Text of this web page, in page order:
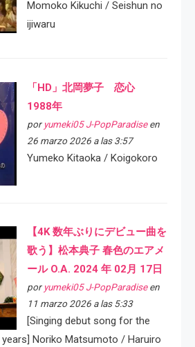
Momoko Kikuchi / Seishun no
ijiwaru
「HD」北岡夢子 恋心
1988年
por yumeki05 J-PopParadiseen
26 marzo 2026 a las 3:57
Yumeko Kitaoka / Koigokoro
【4K 数年ぶりにデビュー曲を
歌う】松本典子 春色のエアメ
ール O.A. 2024 年 02月 17日
por yumeki05 J-PopParadiseen
11 marzo 2026 a las 5:33
[Singing debut song for the
Noriko Matsumoto / Haruiro